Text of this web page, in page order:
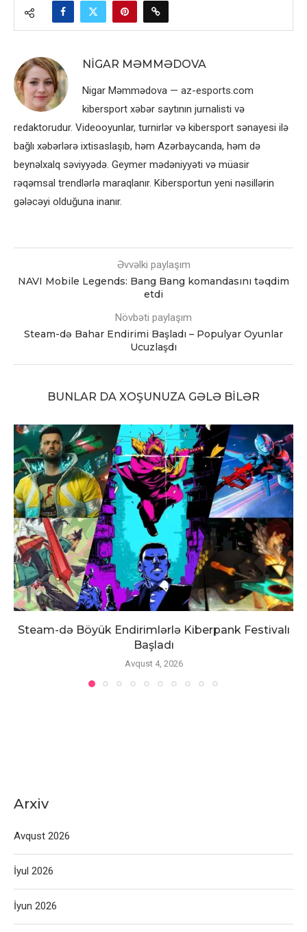
NIGAR MƏMMƏDOVA
Nigar Məmmədova — az-esports.com
kibersport xəbər saytının jurnalisti və
redaktorudur. Videooyunlar, turnirlər və kibersport sənayesi ilə
bağlı xəbərlərə ixtisaslaşıb, həm Azərbaycanda, həm də
beynəlxalq səviyyədə. Geymer mədəniyyəti və müasir
rəqəmsal trendlərlə maraqlanır. Kibersportun yeni nəsillərin
gələcəyi olduğuna inanır.
Əvvəlki paylaşım
NAVI Mobile Legends: Bang Bang komandasını təqdim
etdi
Növbəti paylaşım
Steam-də Bahar Endirimi Başladı – Populyar Oyunlar
Ucuzlaşdı
BUNLAR DA XOŞUNUZA GƏLƏ BILƏR
Steam-də Böyük Endirimlərlə Kiberpank Festivalı
Başladı
Avqust 4, 2026
Arxiv
Avqust 2026
İyul 2026
İyun 2026